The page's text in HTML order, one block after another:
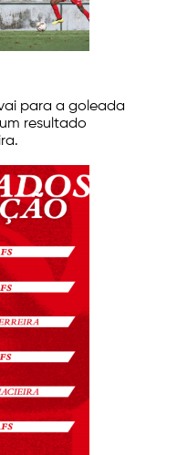
para a goleada
resultado